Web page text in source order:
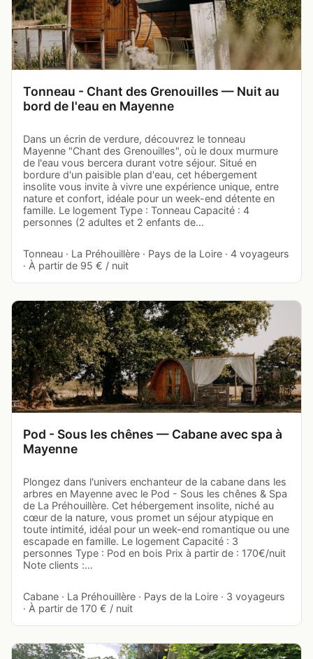
Tonneau - Chant des Grenouilles — Nuit au
bord de l'eau en Mayenne
Dans un écrin de verdure, découvrez le tonneau
Mayenne "Chant des Grenouilles", où le doux murmure
de l'eau vous bercera durant votre séjour. Situé en
bordure d'un paisible plan d'eau, cet hébergement
insolite vous invite à vivre une expérience unique, entre
nature et confort, idéale pour un week-end détente en
famille. Le logement Type : Tonneau Capacité : 4
personnes (2 adultes et 2 enfants de…
Tonneau · La Préhouillère · Pays de la Loire · 4 voyageurs
· À partir de 95 € / nuit
Pod - Sous les chênes — Cabane avec spa à
Mayenne
Plongez dans l'univers enchanteur de la cabane dans les
arbres en Mayenne avec le Pod - Sous les chênes & Spa
de La Préhouillère. Cet hébergement insolite, niché au
cœur de la nature, vous promet un séjour atypique en
toute intimité, idéal pour un week-end romantique ou une
escapade en famille. Le logement Capacité : 3
personnes Type : Pod en bois Prix à partir de : 170€/nuit
Note clients :…
Cabane · La Préhouillère · Pays de la Loire · 3 voyageurs
· À partir de 170 € / nuit